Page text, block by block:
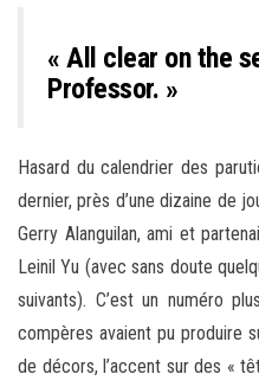
« All clear on the
Professor. »
Hasard du calendrier des
dernier, près d’une dizaine de
Gerry Alanguilan, ami et
Leinil Yu (avec sans doute
suivants). C’est un numéro
compères avaient pu produire
de décors, l’accent sur des «